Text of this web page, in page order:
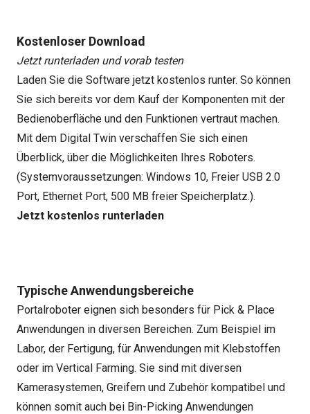
Kostenloser Download
Jetzt runterladen und vorab testen
Laden Sie die Software jetzt kostenlos runter. So können
Sie sich bereits vor dem Kauf der Komponenten mit der
Bedienoberfläche und den Funktionen vertraut machen.
Mit dem Digital Twin verschaffen Sie sich einen
Überblick, über die Möglichkeiten Ihres Roboters.
(Systemvoraussetzungen: Windows 10, Freier USB 2.0
Port, Ethernet Port, 500 MB freier Speicherplatz.).
Jetzt kostenlos runterladen
Typische Anwendungsbereiche
Portalroboter eignen sich besonders für Pick & Place
Anwendungen in diversen Bereichen. Zum Beispiel im
Labor, der Fertigung, für Anwendungen mit Klebstoffen
oder im Vertical Farming. Sie sind mit diversen
Kamerasystemen, Greifern und Zubehör kompatibel und
können somit auch bei Bin-Picking Anwendungen